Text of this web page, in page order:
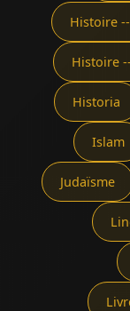
Histoire
Histoire
Historia
Islam
Judaïsme